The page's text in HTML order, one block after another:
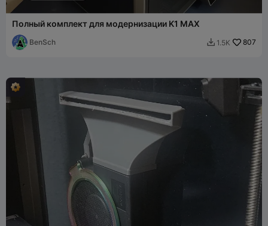
Полный комплект для модернизации K1 MAX
BenSch  1.5K 807